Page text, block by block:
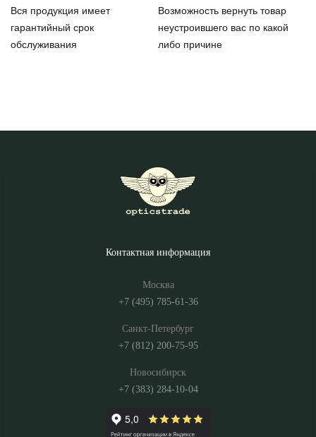
Вся продукция имеет
гарантийный срок
обслуживания
Возможность вернуть товар
неустроившего вас по какой
либо причине
Контактная информация
Москва
+7 (495) 785-61-36
Санкт-Петербург
+7 (812) 200-75-95
Новосибирск
+7 (383) 284-10-04